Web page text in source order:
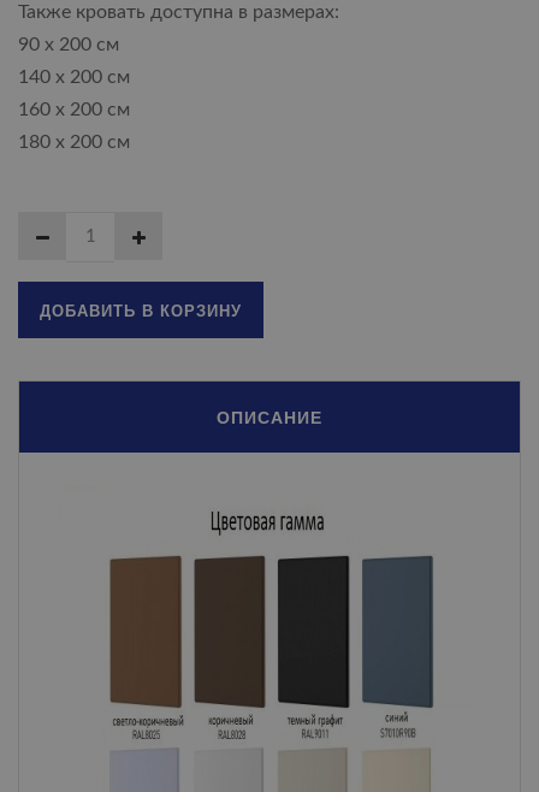
Также кровать доступна в размерах:
90 х 200 см
140 х 200 см
160 х 200 см
180 х 200 см
ДОБАВИТЬ В КОРЗИНУ
ОПИСАНИЕ